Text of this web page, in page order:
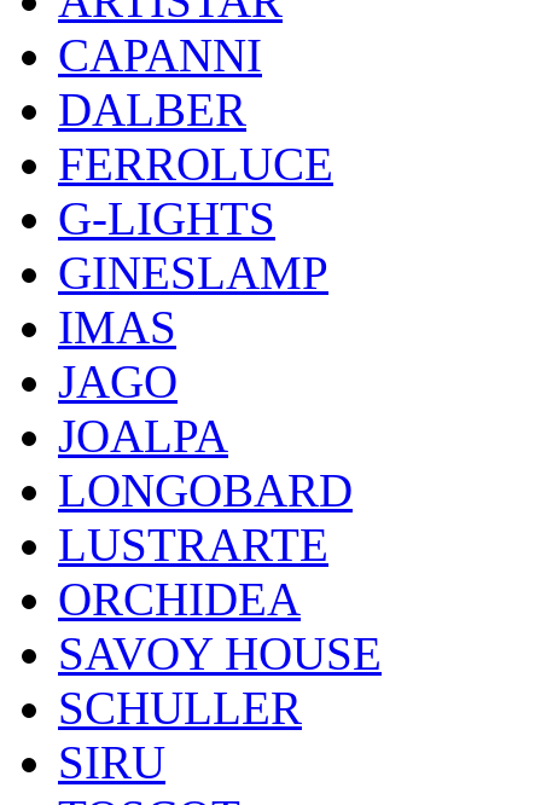
CAPANNI
DALBER
FERROLUCE
G-LIGHTS
GINESLAMP
IMAS
JAGO
JOALPA
LONGOBARD
LUSTRARTE
ORCHIDEA
SAVOY HOUSE
SCHULLER
SIRU